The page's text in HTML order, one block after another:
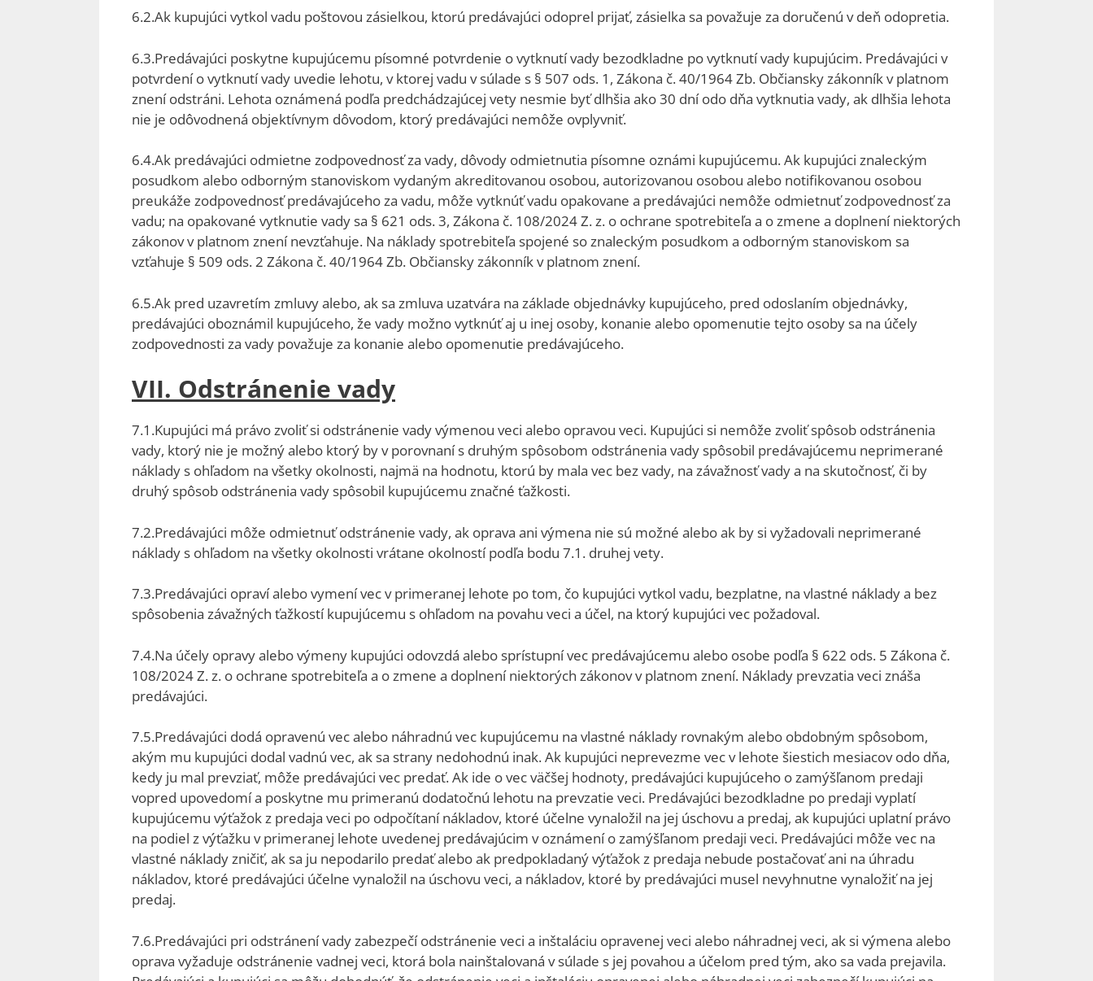
6.2.Ak kupujúci vytkol vadu poštovou zásielkou, ktorú predávajúci odoprel prijať, zásielka sa považuje za doručenú v deň odopretia.
6.3.Predávajúci poskytne kupujúcemu písomné potvrdenie o vytknutí vady bezodkladne po vytknutí vady kupujúcim. Predávajúci v
potvrdení o vytknutí vady uvedie lehotu, v ktorej vadu v súlade s § 507 ods. 1, Zákona č. 40/1964 Zb. Občiansky zákonník v platnom
znení odstráni. Lehota oznámená podľa predchádzajúcej vety nesmie byť dlhšia ako 30 dní odo dňa vytknutia vady, ak dlhšia lehota
nie je odôvodnená objektívnym dôvodom, ktorý predávajúci nemôže ovplyvniť.
6.4.Ak predávajúci odmietne zodpovednosť za vady, dôvody odmietnutia písomne oznámi kupujúcemu. Ak kupujúci znaleckým
posudkom alebo odborným stanoviskom vydaným akreditovanou osobou, autorizovanou osobou alebo notifikovanou osobou
preukáže zodpovednosť predávajúceho za vadu, môže vytknúť vadu opakovane a predávajúci nemôže odmietnuť zodpovednosť za
vadu; na opakované vytknutie vady sa § 621 ods. 3, Zákona č. 108/2024 Z. z. o ochrane spotrebiteľa a o zmene a doplnení niektorých
zákonov v platnom znení nevzťahuje. Na náklady spotrebiteľa spojené so znaleckým posudkom a odborným stanoviskom sa
vzťahuje § 509 ods. 2 Zákona č. 40/1964 Zb. Občiansky zákonník v platnom znení.
6.5.Ak pred uzavretím zmluvy alebo, ak sa zmluva uzatvára na základe objednávky kupujúceho, pred odoslaním objednávky,
predávajúci oboznámil kupujúceho, že vady možno vytknúť aj u inej osoby, konanie alebo opomenutie tejto osoby sa na účely
zodpovednosti za vady považuje za konanie alebo opomenutie predávajúceho.
VII. Odstránenie vady
7.1.Kupujúci má právo zvoliť si odstránenie vady výmenou veci alebo opravou veci. Kupujúci si nemôže zvoliť spôsob odstránenia
vady, ktorý nie je možný alebo ktorý by v porovnaní s druhým spôsobom odstránenia vady spôsobil predávajúcemu neprimerané
náklady s ohľadom na všetky okolnosti, najmä na hodnotu, ktorú by mala vec bez vady, na závažnosť vady a na skutočnosť, či by
druhý spôsob odstránenia vady spôsobil kupujúcemu značné ťažkosti.
7.2.Predávajúci môže odmietnuť odstránenie vady, ak oprava ani výmena nie sú možné alebo ak by si vyžadovali neprimerané
náklady s ohľadom na všetky okolnosti vrátane okolností podľa bodu 7.1. druhej vety.
7.3.Predávajúci opraví alebo vymení vec v primeranej lehote po tom, čo kupujúci vytkol vadu, bezplatne, na vlastné náklady a bez
spôsobenia závažných ťažkostí kupujúcemu s ohľadom na povahu veci a účel, na ktorý kupujúci vec požadoval.
7.4.Na účely opravy alebo výmeny kupujúci odovzdá alebo sprístupní vec predávajúcemu alebo osobe podľa § 622 ods. 5 Zákona č.
108/2024 Z. z. o ochrane spotrebiteľa a o zmene a doplnení niektorých zákonov v platnom znení. Náklady prevzatia veci znáša
predávajúci.
7.5.Predávajúci dodá opravenú vec alebo náhradnú vec kupujúcemu na vlastné náklady rovnakým alebo obdobným spôsobom,
akým mu kupujúci dodal vadnú vec, ak sa strany nedohodnú inak. Ak kupujúci neprevezme vec v lehote šiestich mesiacov odo dňa,
kedy ju mal prevziať, môže predávajúci vec predať. Ak ide o vec väčšej hodnoty, predávajúci kupujúceho o zamýšľanom predaji
vopred upovedomí a poskytne mu primeranú dodatočnú lehotu na prevzatie veci. Predávajúci bezodkladne po predaji vyplatí
kupujúcemu výťažok z predaja veci po odpočítaní nákladov, ktoré účelne vynaložil na jej úschovu a predaj, ak kupujúci uplatní právo
na podiel z výťažku v primeranej lehote uvedenej predávajúcim v oznámení o zamýšľanom predaji veci. Predávajúci môže vec na
vlastné náklady zničiť, ak sa ju nepodarilo predať alebo ak predpokladaný výťažok z predaja nebude postačovať ani na úhradu
nákladov, ktoré predávajúci účelne vynaložil na úschovu veci, a nákladov, ktoré by predávajúci musel nevyhnutne vynaložiť na jej
predaj.
7.6.Predávajúci pri odstránení vady zabezpečí odstránenie veci a inštaláciu opravenej veci alebo náhradnej veci, ak si výmena alebo
oprava vyžaduje odstránenie vadnej veci, ktorá bola nainštalovaná v súlade s jej povahou a účelom pred tým, ako sa vada prejavila.